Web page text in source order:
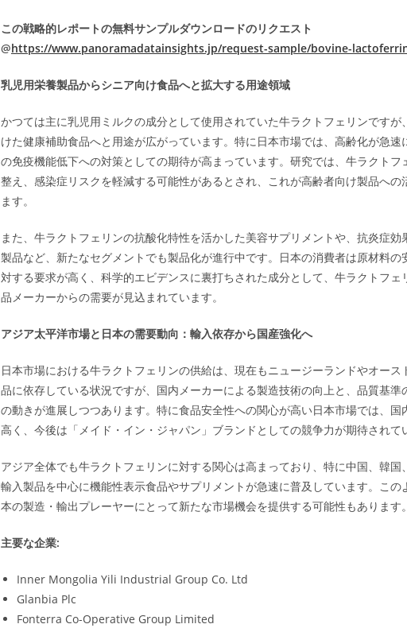
この戦略的レポートの無料サンプルダウンロードのリクエスト
@https://www.panoramadatainsights.jp/request-sample/bovine-
乳児用栄養製品からシニア向け食品へと拡大する用途領域
かつては主に乳児用ミルクの成分として使用されていた牛ラクトフェリンですが
けた健康補助食品へと用途が広がっています。特に日本市場では、高齢化が急速
の免疫機能低下への対策としての期待が高まっています。研究では、牛ラクトフ
整え、感染症リスクを軽減する可能性があるとされ、これが高齢者向け製品への
ます。
また、牛ラクトフェリンの抗酸化特性を活かした美容サプリメントや、抗炎症効
製品など、新たなセグメントでも製品化が進行中です。日本の消費者は原材料の
対する要求が高く、科学的エビデンスに裏打ちされた成分として、牛ラクトフェ
品メーカーからの需要が見込まれています。
アジア太平洋市場と日本の需要動向：輸入依存から国産強化へ
日本市場における牛ラクトフェリンの供給は、現在もニュージーランドやオース
品に依存している状況ですが、国内メーカーによる製造技術の向上と、品質基準
の動きが進展しつつあります。特に食品安全性への関心が高い日本市場では、国
高く、今後は「メイド・イン・ジャパン」ブランドとしての競争力が期待されて
アジア全体でも牛ラクトフェリンに対する関心は高まっており、特に中国、韓国
輸入製品を中心に機能性表示食品やサプリメントが急速に普及しています。この
本の製造・輸出プレーヤーにとって新たな市場機会を提供する可能性もあります。
主要な企業:
Inner Mongolia Yili Industrial Group Co. Ltd
Glanbia Plc
Fonterra Co-Operative Group Limited